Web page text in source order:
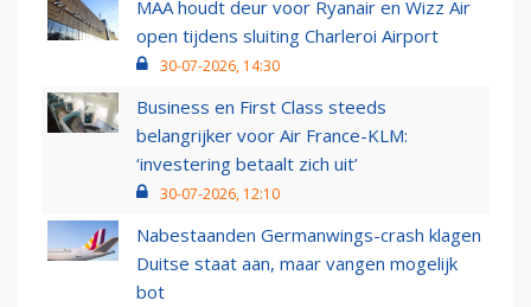
MAA houdt deur voor Ryanair en Wizz Air
open tijdens sluiting Charleroi Airport
30-07-2026, 14:30
Business en First Class steeds
belangrijker voor Air France-KLM:
‘investering betaalt zich uit’
30-07-2026, 12:10
Nabestaanden Germanwings-crash klagen
Duitse staat aan, maar vangen mogelijk
bot